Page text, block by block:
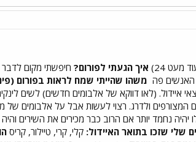
איך הגעתי לפורום? חיפשתי מקום
פה משהו שהייתי שמח לראות בפורום
איידול. (לאו דווקא של אלבומים חדשים) לשים
המצורפים ולדרג. רצוי לעשות אבל על אלבומים
נחמד יותר אם הרוב כבר מכירים את השירים
שלי שזכו בתואר האיידול: קלי, קרי, טיילור, קריס